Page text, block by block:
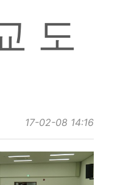
도
17-02-08 14:16